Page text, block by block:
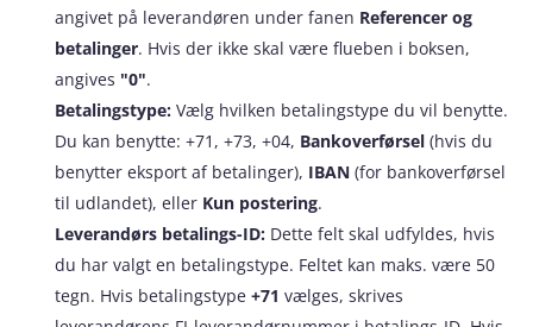
angivet på leverandøren under fanen Referencer og
betalinger. Hvis der ikke skal være flueben i boksen,
angives "0".
Betalingstype: Vælg hvilken betalingstype du vil benytte.
Du kan benytte: +71, +73, +04, Bankoverførsel (hvis du
benytter eksport af betalinger), IBAN (for bankoverførsel
til udlandet), eller Kun postering.
Leverandørs betalings-ID: Dette felt skal udfyldes, hvis
du har valgt en betalingstype. Feltet kan maks. være 50
tegn. Hvis betalingstype +71 vælges, skrives